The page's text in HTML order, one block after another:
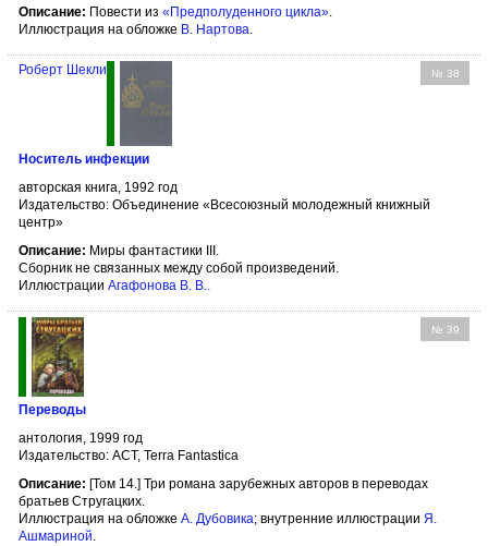
Описание: Повести из «Предполуденного цикла».
Иллюстрация на обложке В. Нартова.
№ 38
Роберт Шекли
Носитель инфекции
авторская книга, 1992 год
Издательство: Объединение «Всесоюзный молодежный книжный
центр»
Описание: Миры фантастики III.
Сборник не связанных между собой произведений.
Иллюстрации Агафонова В. В.
№ 39
Переводы
антология, 1999 год
Издательство: АСТ, Terra Fantastica
Описание: [Том 14.] Три романа зарубежных авторов в переводах
братьев Стругацких.
Иллюстрация на обложке А. Дубовика; внутренние иллюстрации Я.
Ашмариной.